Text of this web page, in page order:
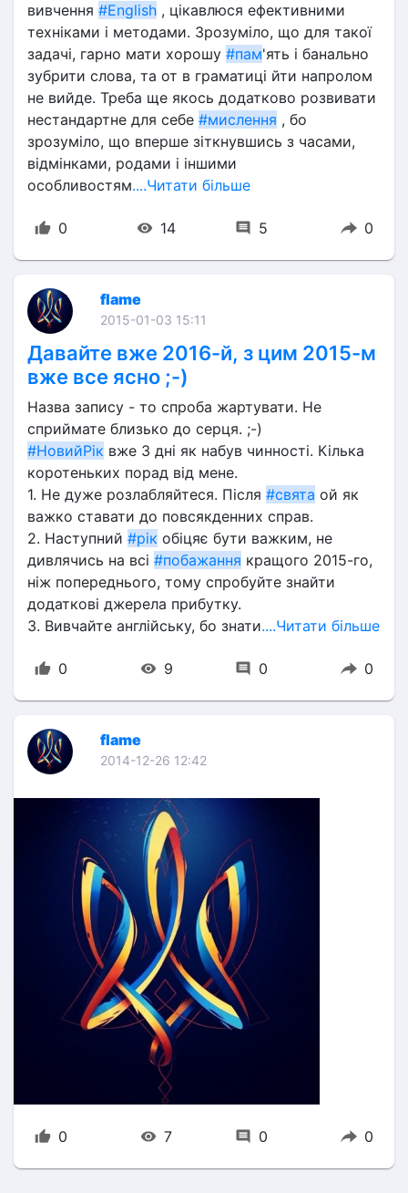
вивчення #English , цікавлюся ефективними
техніками і методами. Зрозуміло, що для такої
задачі, гарно мати хорошу #пам'ять і банально
зубрити слова, та от в граматиці йти напролом
не вийде. Треба ще якось додатково розвивати
нестандартне для себе #мислення , бо
зрозуміло, що вперше зіткнувшись з часами,
відмінками, родами і іншими
особливостям....Читати більше
0 14 5 0
flame
2015-01-03 15:11
Давайте вже 2016-й, з цим 2015-м
вже все ясно ;-)
Назва запису - то спроба жартувати. Не
сприймате близько до серця. ;-)
#НовийРік вже 3 дні як набув чинності. Кілька
коротеньких порад від мене.
1. Не дуже розлабляйтеся. Після #свята ой як
важко ставати до повсякденних справ.
2. Наступний #рік обіцяє бути важким, не
дивлячись на всі #побажання кращого 2015-го,
ніж попереднього, тому спробуйте знайти
додаткові джерела прибутку.
3. Вивчайте англійську, бо знати....Читати більше
0 9 0 0
flame
2014-12-26 12:42
0 7 0 0